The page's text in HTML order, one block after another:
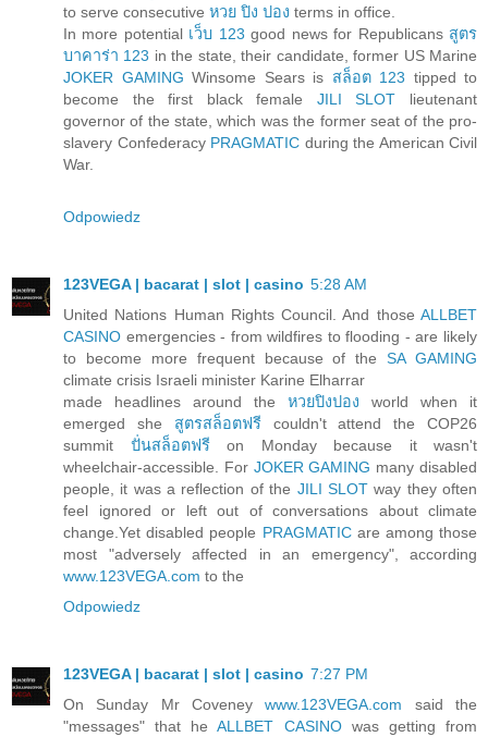
to serve consecutive หวย ปิง ปอง terms in office.
In more potential เว็บ 123 good news for Republicans สูตร
บาคาร่า 123 in the state, their candidate, former US Marine
JOKER GAMING Winsome Sears is สล็อต 123 tipped to
become the first black female JILI SLOT lieutenant
governor of the state, which was the former seat of the pro-
slavery Confederacy PRAGMATIC during the American Civil
War.
Odpowiedz
123VEGA | bacarat | slot | casino 5:28 AM
United Nations Human Rights Council. And those ALLBET
CASINO emergencies - from wildfires to flooding - are likely
to become more frequent because of theSA GAMING
climate crisis Israeli minister Karine Elharrar
made headlines around the หวยปิงปอง world when it
emerged she สูตรสล็อตฟรีcouldn't attend the COP26
summit ปั่นสล็อตฟรีon Monday because it wasn't
wheelchair-accessible. For JOKER GAMING many disabled
people, it was a reflection of the JILI SLOTway they often
feel ignored or left out of conversations about climate
change.Yet disabled people PRAGMATICare among those
most "adversely affected in an emergency", according
www.123VEGA.com to the
Odpowiedz
123VEGA | bacarat | slot | casino 7:27 PM
On Sunday Mr Coveneywww.123VEGA.com said the
"messages" that heALLBET CASINOwas getting from